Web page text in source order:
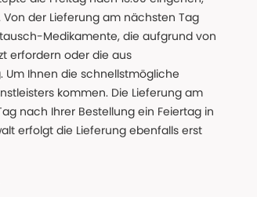
der Lieferung am nächsten Tag
Medikamente, die aufgrund von
erfordern oder die aus
Ihnen die schnellstmögliche
kommen. Die Lieferung am
nach Ihrer Bestellung ein Feiertag in
erfolgt die Lieferung ebenfalls erst